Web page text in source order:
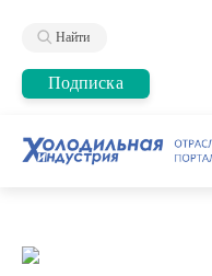
Найти
Подписка